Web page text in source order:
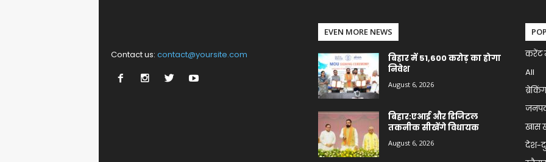
Contact us: contact@yoursite.com
EVEN MORE NEWS
बिहार में 51,600 करोड़ का होगा
निवेश
August 6, 2026
बिहार:एआई और डिजिटल
तकनीक सीखेंगे विधायक
August 6, 2026
करेंट
All
खास
देश-